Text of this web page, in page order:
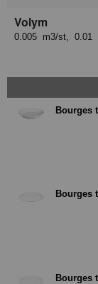
Volym
0.005 m3/st, 0.01
Bourges
Bourges
Bourges